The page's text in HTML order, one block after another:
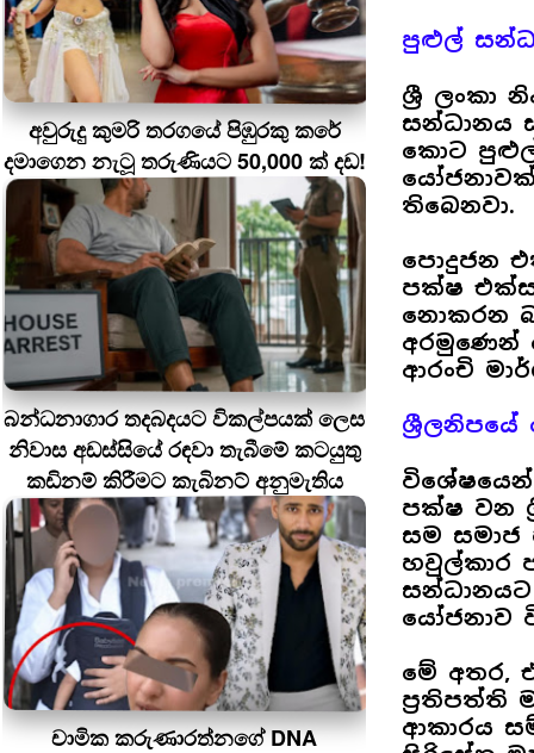
අවුරුදු කුමරි තරගයේ පිඹුරකු කරේ
දමාගෙන නැටූ තරුණියට 50,000 ක් දඩ!
බන්ධනාගාර තදබදයට විකල්පයක් ලෙස
නිවාස අඩස්සියේ රඳවා තැබීමේ කටයුතු
කඩිනම් කිරීමට කැබිනට් අනුමැතිය
චාමික කරුණාරත්නගේ DNA
පුළුල්
ශ්‍රී ලංකා
සන්ධානය
කොට
තිබෙනවා.
පොදුජන
පක්ෂ
නොකරන
අරමුණෙන්
ආරංචි
ශ්‍රීලනිපයේ
පක්ෂ වන
සම සමාජ
හවුල්කාර
යෝජනාව
මේ අතර,
ප්‍රතිපත්ති
ආකාරය